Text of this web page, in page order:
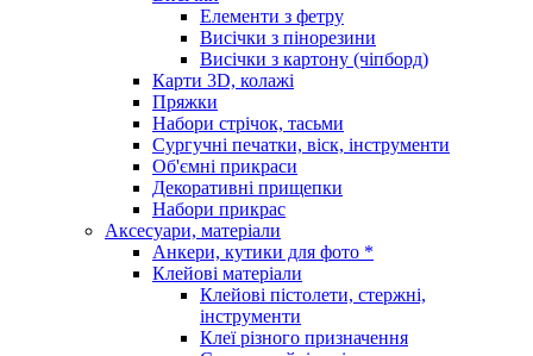
Елементи з фетру
Висічки з пінорезини
Висічки з картону (чіпборд)
Карти 3D, колажі
Пряжки
Набори стрічок, тасьми
Сургучні печатки, віск, інструменти
Об'ємні прикраси
Декоративні прищепки
Набори прикрас
Аксесуари, матеріали
Анкери, кутики для фото *
Клейові матеріали
Клейові пістолети, стержні,
інструменти
Клеї різного призначення